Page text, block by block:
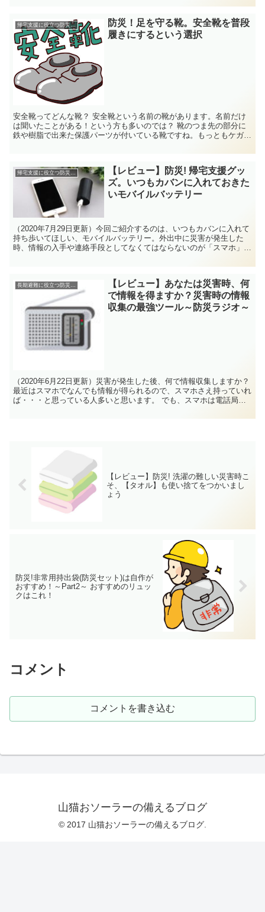
帰宅支援に役立つ防災グッズ
防災！足を守る靴。安全靴を普段
履きにするという選択
安全靴ってどんな靴？ 安全靴という名前の靴があります。名前だけ
は聞いたことがある！という方も多いのでは？ 靴のつま先の部分に
鉄や樹脂で出来た保護パーツが付いている靴ですね。もっともケガを
【レビュー】防災! 帰宅支援グッ
ズ。いつもカバンに入れておきた
いモバイルバッテリー
（2020年7月29日更新）今回ご紹介するのは、いつもカバンに入れて
持ち歩いてほしい、モバイルバッテリー。外出中に災害が発生した
時、情報の入手や連絡手段としてなくてはならないのが「スマホ」で
使えるように、小型の電池（モバイルバッテリー）を鞄に入れておく
ことをおすすめします。この記事では、山猫がおすすめする、普段使
いに最適なモバイルバッテリーを2種ご紹介します。
長期避難に役立つ防災グッズ
【レビュー】あなたは災害時、何
で情報を得ますか？災害時の情報
収集の最強ツール～防災ラジオ～
（2020年6月22日更新）災害が発生した後、何で情報収集しますか？
最近はスマホでなんでも情報が得られるので、スマホさえ持っていれ
ば・・・と思っている人多いと思います。 でも、スマホは電話局が
【レビュー】防災! 洗濯の難しい災害時こ
そ、【タオル】も使い捨てをつかいまし
ょう
防災!非常用持出袋(防災セット)は自作が
おすすめ！～Part2～ おすすめのリュッ
クはこれ！
コメント
コメントを書き込む
山猫おソーラーの備えるブログ
© 2017 山猫おソーラーの備えるブログ.